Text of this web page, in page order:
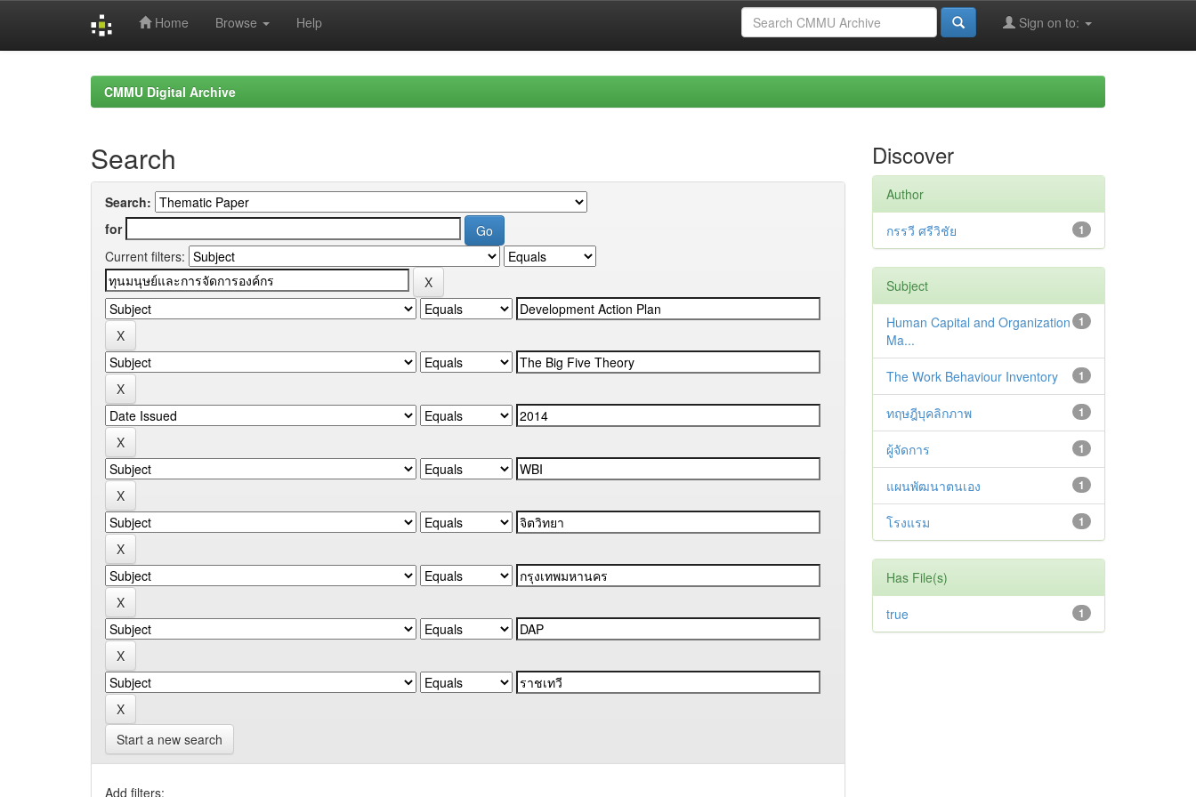
Home Browse Help Sign on to:
CMMU Digital Archive
Search
Search:
for
Current filters:
Start a new search
Add filters:
Discover
Author
1
กรรวี ศรีวิชัย
Subject
1
Human Capital and Organization
Ma...
1
The Work Behaviour Inventory
1
ทฤษฎีบุคลิกภาพ
1
ผู้จัดการ
1
แผนพัฒนาตนเอง
1
โรงแรม
Has File(s)
1
true